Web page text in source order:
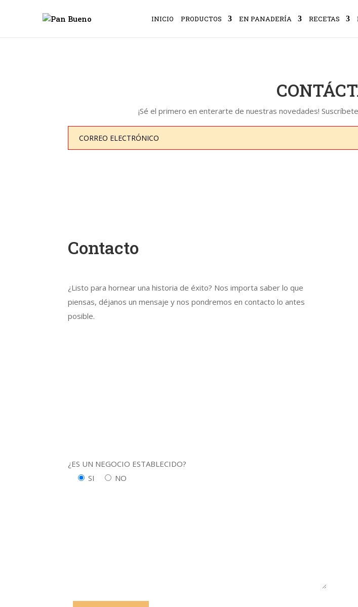
INICIO PRODUCTOS EN PANADERÍA RECETAS
¡Sé el primero en enterarte de nuestras novedades!
Contacto
¿Listo para hornear una historia de éxito? Nos importa saber lo que
piensas, déjanos un mensaje y nos pondremos en contacto lo antes
posible.
¿ES UN NEGOCIO ESTABLECIDO?
SI
NO